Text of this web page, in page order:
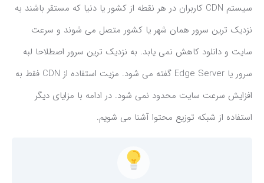
سیستم CDN کاربران در هر نقطه از کشور یا دنیا که مستقر باشند به
نزدیک ترین سرور همان شهر یا کشور متصل می شوند و سرعت
سایت و دانلود کاهش نمی یابد. به نزدیک ترین سرور اصطلاحا لبه
سرور یا Edge Server گفته می شود. مزیت استفاده از CDN فقط به
افزایش سرعت سایت محدود نمی شود. در ادامه با مزایای دیگر
استفاده از شبکه توزیع محتوا آشنا می شویم.